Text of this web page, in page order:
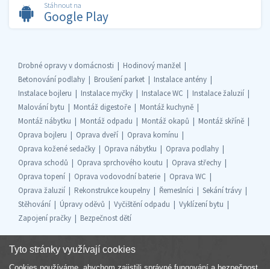
Stáhnout na
Google Play
Drobné opravy v domácnosti
Hodinový manžel
Betonování podlahy
Broušení parket
Instalace antény
Instalace bojleru
Instalace myčky Instalace WC
Instalace žaluzií
Malování bytu
Montáž digestoře
Montáž kuchyně
Montáž nábytku
Montáž odpadu Montáž okapů
Montáž skříně
Oprava bojleru
Oprava dveří
Oprava komínu
Oprava kožené sedačky
Oprava nábytku
Oprava podlahy
Oprava schodů
Oprava sprchového koutu
Oprava střechy
Oprava topení
Oprava vodovodní baterie
Oprava WC
Oprava žaluzií
Rekonstrukce koupelny Řemeslníci
Sekání trávy
Stěhování
Úpravy oděvů Vyčištění odpadu
Vyklízení bytu
Zapojení pračky
Bezpečnost dětí
Tyto stránky využívají cookies